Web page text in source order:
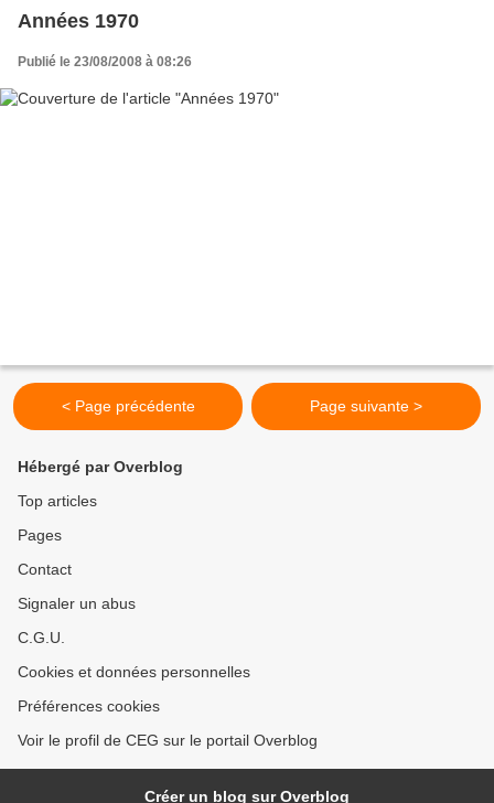
Années 1970
Publié le 23/08/2008 à 08:26
< Page précédente Page suivante >
Hébergé par Overblog
Top articles
Pages
Contact
Signaler un abus
C.G.U.
Cookies et données personnelles
Préférences cookies
Voir le profil de CEG sur le portail Overblog
Créer un blog sur Overblog